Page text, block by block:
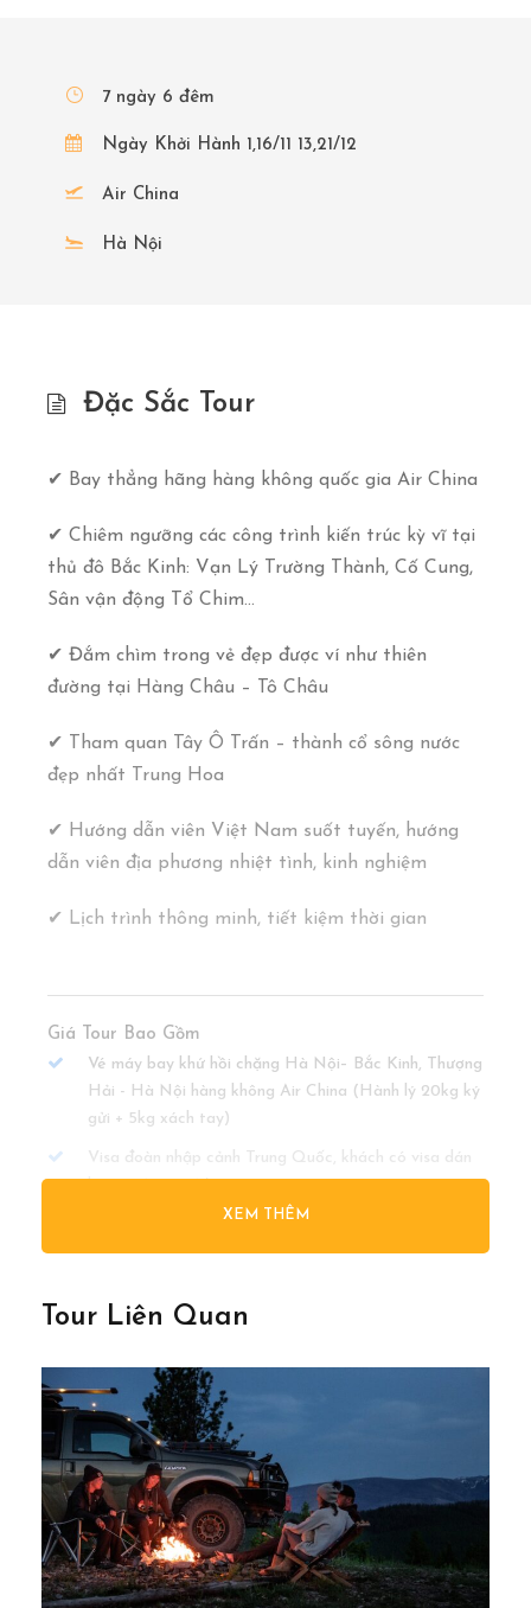
7 ngày 6 đêm
Ngày Khởi Hành 1,16/11 13,21/12
Air China
Hà Nội
Đặc Sắc Tour
✔ Bay thẳng hãng hàng không quốc gia Air China
✔ Chiêm ngưỡng các công trình kiến trúc kỳ vĩ tại
thủ đô Bắc Kinh: Vạn Lý Trường Thành, Cố Cung,
Sân vận động Tổ Chim…
✔ Đắm chìm trong vẻ đẹp được ví như thiên
đường tại Hàng Châu – Tô Châu
✔ Tham quan Tây Ô Trấn – thành cổ sông nước
đẹp nhất Trung Hoa
✔ Hướng dẫn viên Việt Nam suốt tuyến, hướng
dẫn viên địa phương nhiệt tình, kinh nghiệm
✔ Lịch trình thông minh, tiết kiệm thời gian
Giá Tour Bao Gồm
Vé máy bay khứ hồi chặng Hà Nội– Bắc Kinh, Thượng
Hải - Hà Nội hàng không Air China (Hành lý 20kg ký
gửi + 5kg xách tay)
Visa đoàn nhập cảnh Trung Quốc, khách có visa dán
Khách sạn tiêu chuẩn 4 sao địa phương 2 người một
phòng, nếu lẻ người thứ 3 (Khách /HDV) sẽ ghép
Khách sạn tiêu chuẩn 4 sao địa phương 2 người một
phòng ngủ 3, kê extra bed
Các bữa ăn theo chương trình (mức ăn 40
NDT/bữa/người)
Nước uống 1 chai/ngày/khách
Phương tiện vận chuyển phục vụ tham quan theo
chương trình
Phí tham quan và vé vào cửa các nơi theo chương
XEM THÊM
Tour Liên Quan